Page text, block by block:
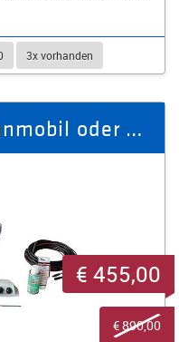
3x vorhanden
Solaranlage für Wohnmobil oder Caravan: 155W inkl. Regler und Montage
€ 455,00
€ 890,00